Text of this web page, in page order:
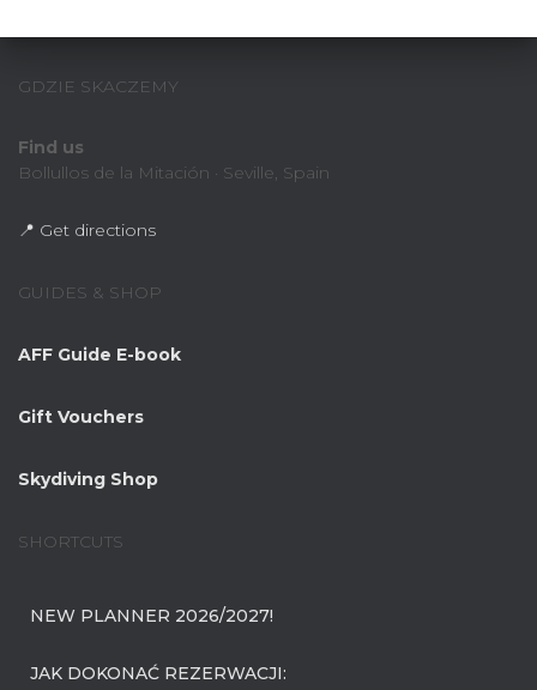
GDZIE SKACZEMY
Find us
Bollullos de la Mitación · Seville, Spain
📍 Get directions
GUIDES & SHOP
AFF Guide E-book
Gift Vouchers
Skydiving Shop
SHORTCUTS
NEW PLANNER 2026/2027!
JAK DOKONAĆ REZERWACJI: